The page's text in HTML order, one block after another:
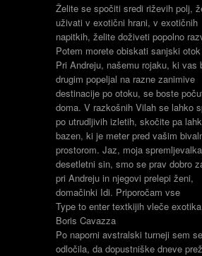
Želite se spočiti sredi riževih polj,
uživati v exotični hrani, v exotičnih
napitkih, želite doživeti popolno
Potem morete obiskati sanjski
Pri Andreju, našemu rojaku, ki vas
drugim popeljal na razne zanimive
destinacije po otoku, se boste
doma. V razkošnih Vilah se lahko
po utrudljivih izletih, skočite pa
bazen, ki je meter pred vašim
prostorom. Jaz, moja
desetletni sin, smo se prav dobro
pri Andreju in njegovi prelepi ženi,
domačinki Idi. Priporočam vse
Type to enter textkijih vleče
Boris Cavazza
Po naporni avstralski turneji sem se
odločila, da dopustniške dneve